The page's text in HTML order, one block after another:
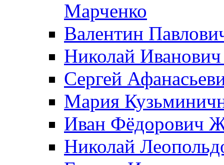
Марченко
Валентин
Николай Иванович
Сергей
Мария
Иван Фёдорович
Николай